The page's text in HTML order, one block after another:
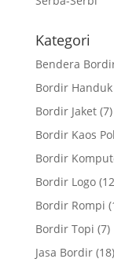
Kategori
Bendera
Bordir Handuk
Bordir Jaket(7)
Bordir Kaos
Bordir
Bordir Logo
Bordir Rompi
Bordir Topi (7)
Jasa Bordir(18)